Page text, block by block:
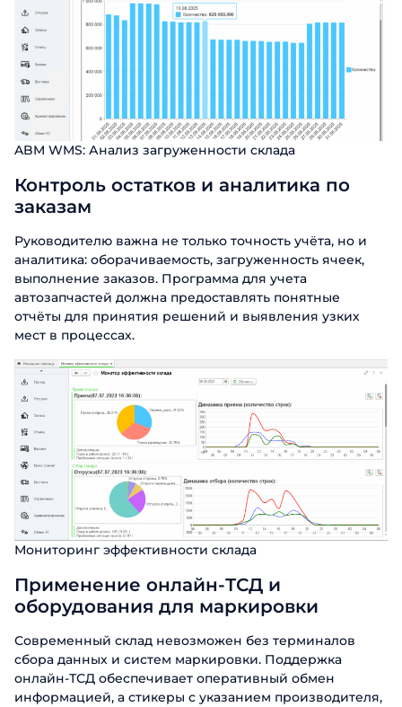
ABM WMS: Анализ загруженности склада
Контроль остатков и аналитика по
заказам
Руководителю важна не только точность учёта, но и
аналитика: оборачиваемость, загруженность ячеек,
выполнение заказов. Программа для учета
автозапчастей должна предоставлять понятные
отчёты для принятия решений и выявления узких
мест в процессах.
Мониторинг эффективности склада
Применение онлайн-ТСД и
оборудования для маркировки
Современный склад невозможен без терминалов
сбора данных и систем маркировки. Поддержка
онлайн-ТСД обеспечивает оперативный обмен
информацией, а стикеры с указанием производителя,